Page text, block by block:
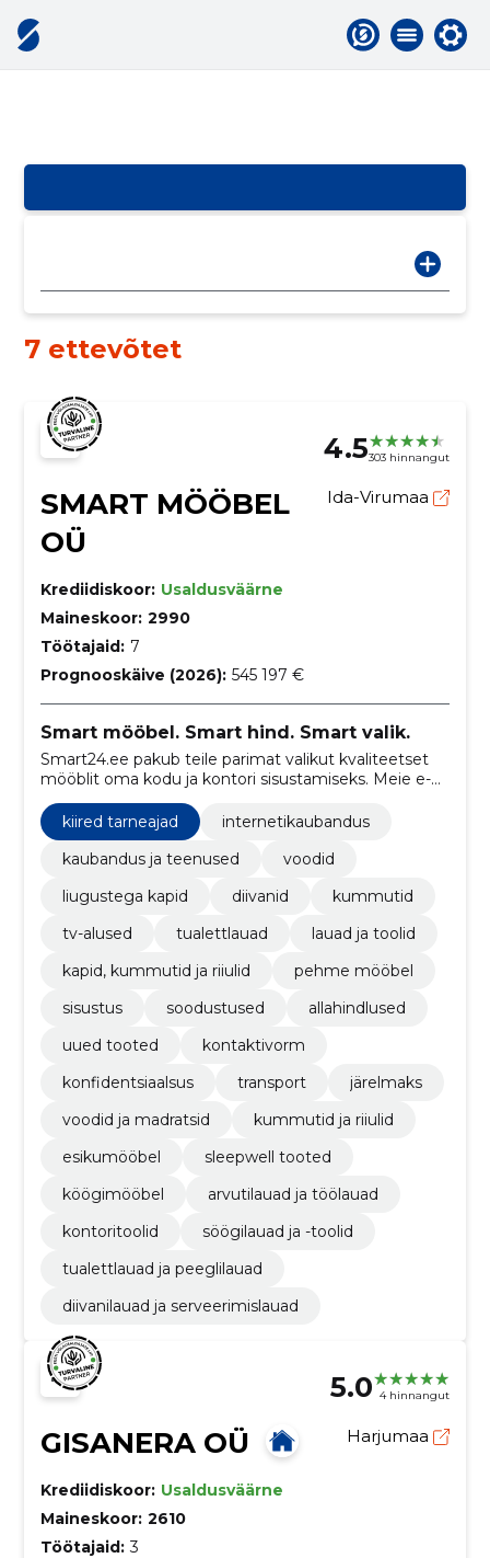
7 ettevõtet
4.5303 hinnangut
SMART MÖÖBEL
OÜ
Ida-Virumaa
Krediidiskoor: Usaldusväärne
Maineskoor: 2990
Töötajaid: 7
Prognooskäive (2026): 545 197 €
Smart mööbel. Smart hind. Smart valik.
Smart24.ee pakub teile parimat valikut kvaliteetset
mööblit oma kodu ja kontori sisustamiseks. Meie e-
poes leiate suur hulga erinevaid mööblitooteid, nagu
arvutilauad, söögilauad, diivanvoodid ja palju muud.
kiired tarneajad
internetikaubandus
kaubandus ja teenused
voodid
liugustega kapid
diivanid
kummutid
tv-alused
tualettlauad
lauad ja toolid
kapid, kummutid ja riiulid
pehme mööbel
sisustus
soodustused
allahindlused
uued tooted
kontaktivorm
konfidentsiaalsus
transport
järelmaks
voodid ja madratsid
kummutid ja riiulid
esikumööbel
sleepwell tooted
köögimööbel
arvutilauad ja töölauad
kontoritoolid
söögilauad ja -toolid
tualettlauad ja peeglilauad
diivanilauad ja serveerimislauad
5.0 4 hinnangut
GISANERA OÜ Harjumaa
Krediidiskoor: Usaldusväärne
Maineskoor: 2610
Töötajaid: 3